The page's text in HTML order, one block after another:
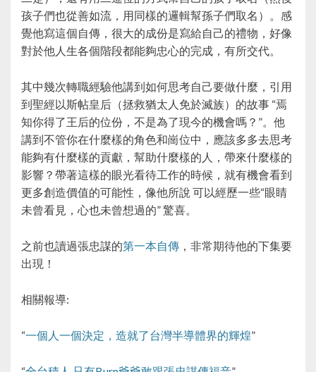
孩子們也從善如流，用同樣的邏輯幫孫子們取名）。感
覺他寫這個自傳，很大的成份是寫給自己的禮物，好像
對於他人生各個階段都能夠忠心的完成，有所交代。
其中幾次轉職經驗他講到如何思考自己要做什麼，引用
到聖經以斯帖皇后（拯救猶太人免於滅族）的故事 “焉
知你得了王后的位份，不是為了現今的機會嗎？”。他
講到不管你在什麼樣的角色和崗位中，應該多多去思考
能夠有什麼樣的貢獻，幫助什麼樣的人，帶來什麼樣的
影響？帶著這樣的眼光看待工作的時候，就有機會看到
更多創造價值的可能性，像他所說 可以經歷一些“眼睛
未曾看見，心也未曾想過的” 驚喜。
之前也讀過張忠謀的第一本自傳 ，非常期待他的下集要
出現！
相關報導:
“一個人一個決定，造就了台灣半導體界的輝煌”